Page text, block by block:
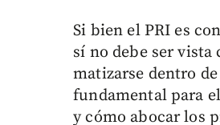
Si bien el PRI es
sí no debe ser vista
matizarse dentro
fundamental para
y cómo abocar los